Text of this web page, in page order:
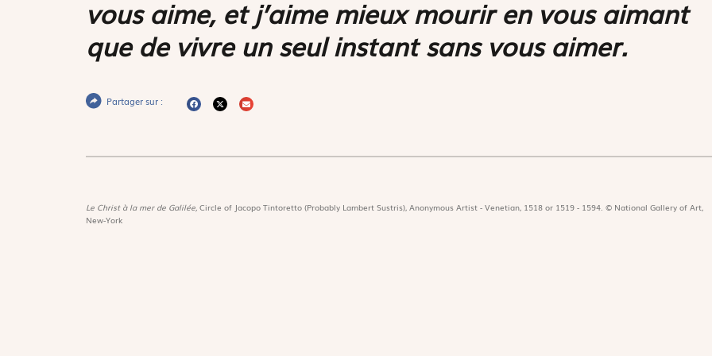
vous aime, et j’aime mieux mourir en vous aimant
que de vivre un seul instant sans vous aimer.
Partager sur :
Le Christ à la mer de Galilée, Circle of Jacopo Tintoretto (Probably Lambert Sustris), Anonymous Artist - Venetian, 1518 or 1519 - 1594. © National Gallery of Art,
New-York